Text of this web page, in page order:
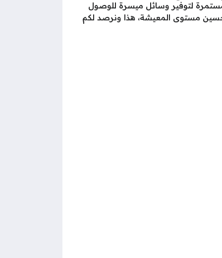
لتوفير وسائل ميسرة للوصول
لدعم الأسر ذات الدخل المحدود وتحسين مستوى المعيشة، هذا ونرصد لكم